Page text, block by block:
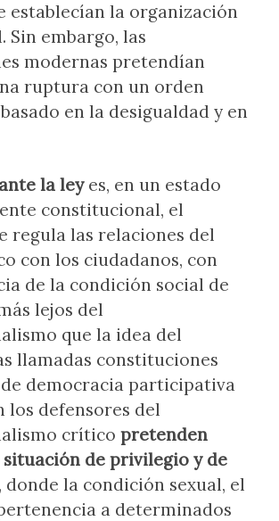
establecían la organización
embargo, las
modernas pretendían
ruptura con un orden
en la desigualdad y en
la leyes, en un estado
constitucional, el
regula las relaciones del
con los ciudadanos, con
de la condición social de
lejos del
que la idea del
llamadas constituciones
democracia participativa
los defensores del
crítico pretenden
de privilegio y de
, donde la condición sexual, el
a determinados